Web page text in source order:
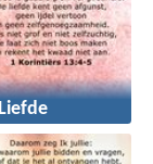
Liefde